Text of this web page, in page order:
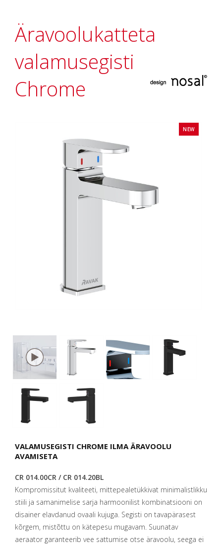
Äravoolukatteta
valamusegisti
Chrome
NEW
VALAMUSEGISTI CHROME ILMA ÄRAVOOLU
AVAMISETA
CR 014.00CR / CR 014.20BL
Kompromissitut kvaliteeti, mittepealetükkivat minimalistlikku
stiili ja samanimelise sarja harmoonilist kombinatsiooni on
disainer elavdanud ovaali kujuga. Segisti on tavapärasest
kõrgem, mistõttu on kätepesu mugavam. Suunatav
aeraator garanteerib vee sattumise otse äravoolu, seega ei